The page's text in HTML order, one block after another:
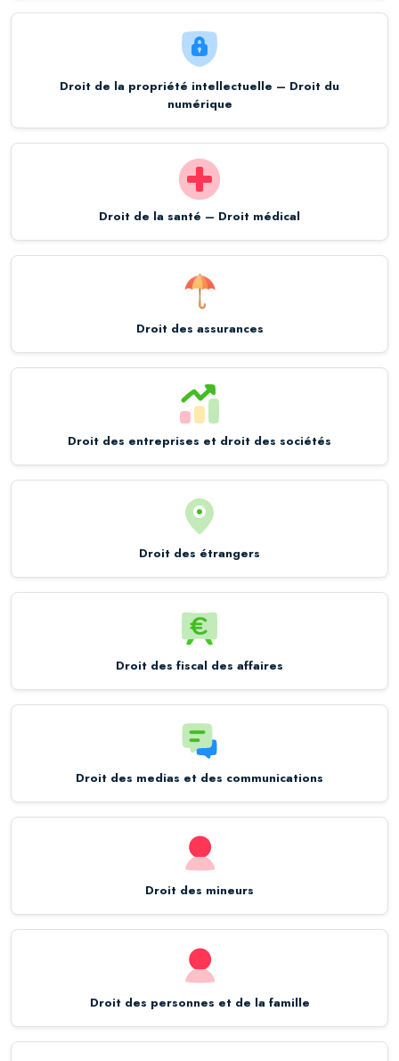
Droit de la propriété intellectuelle – Droit du
numérique
Droit de la santé – Droit médical
Droit des assurances
Droit des entreprises et droit des sociétés
Droit des étrangers
Droit des fiscal des affaires
Droit des medias et des communications
Droit des mineurs
Droit des personnes et de la famille